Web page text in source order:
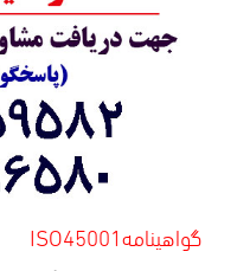
ISO45001گواهینامه